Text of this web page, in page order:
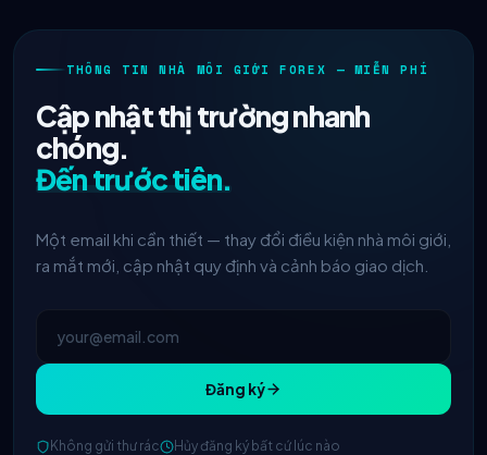
THÔNG TIN NHÀ MÔI GIỚI FOREX — MIỄN PHÍ
Cập nhật thị trường nhanh
chóng.
Đến trước tiên.
Một email khi cần thiết — thay đổi điều kiện nhà môi giới,
ra mắt mới, cập nhật quy định và cảnh báo giao dịch.
Đăng ký
Không gửi thư rác Hủy đăng ký bất cứ lúc nào